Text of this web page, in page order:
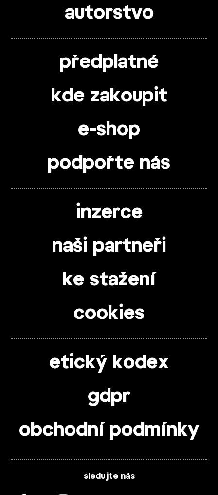
autorstvo
předplatné
kde zakoupit
e-shop
podpořte nás
inzerce
naši partneři
ke stažení
cookies
etický kodex
gdpr
obchodní podmínky
sledujte nás